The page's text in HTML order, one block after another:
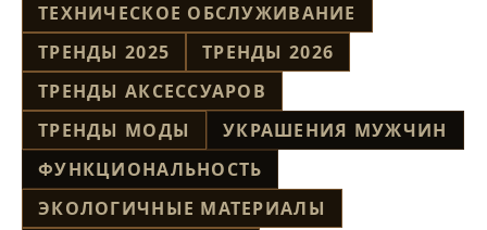
ТЕХНИЧЕСКОЕ ОБСЛУЖИВАНИЕ
ТРЕНДЫ 2025
ТРЕНДЫ 2026
ТРЕНДЫ АКСЕССУАРОВ
ТРЕНДЫ МОДЫ
УКРАШЕНИЯ МУЖЧИН
ФУНКЦИОНАЛЬНОСТЬ
ЭКОЛОГИЧНЫЕ МАТЕРИАЛЫ